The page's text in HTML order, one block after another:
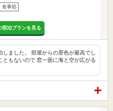
食事処
宿泊プランを見る
しました。 部屋からの景色が最高でし
ともないので 窓一面に海と空が広がる